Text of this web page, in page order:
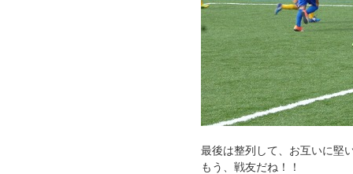
最後は整列して、お互いに堅
もう、戦友だね！！